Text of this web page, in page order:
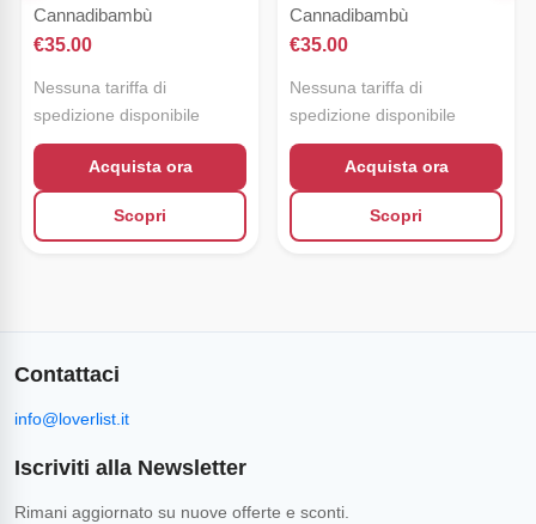
Cannadibambù
€35.00
Nessuna tariffa di
spedizione disponibile
Acquista ora
Scopri
Cannadibambù
€35.00
Nessuna tariffa di
spedizione disponibile
Acquista ora
Scopri
Contattaci
info@loverlist.it
Iscriviti alla Newsletter
Rimani aggiornato su nuove offerte e sconti.